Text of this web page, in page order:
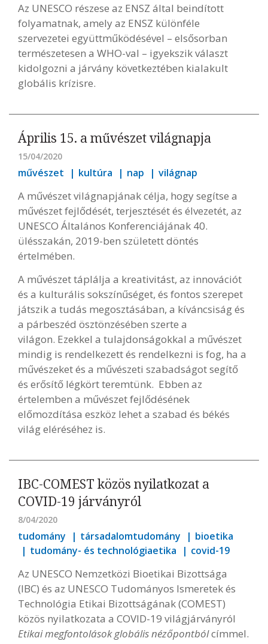
Az UNESCO részese az ENSZ által beindított
folyamatnak, amely az ENSZ különféle
szervezetei együttműködésével – elsősorban
természetesen a WHO-val – igyekszik választ
kidolgozni a járvány következtében kialakult
globális krízisre.
Április 15. a művészet világnapja
15/04/2020
művészet kultúra nap világnap
A művészet világnapjának célja, hogy segítse a
művészet fejlődését, terjesztését és élvezetét, az
UNESCO Általános Konferenciájának 40.
ülésszakán, 2019-ben született döntés
értelmében.
A művészet táplálja a kreativitást, az innovációt
és a kulturális sokszínűséget, és fontos szerepet
játszik a tudás megosztásában, a kíváncsiság és
a párbeszéd ösztönzésében szerte a
világon. Ezekkel a tulajdonságokkal a művészet
mindig is rendelkezett és rendelkezni is fog, ha a
művészeket és a művészeti szabadságot segítő
és erősítő légkört teremtünk. Ebben az
értelemben a művészet fejlődésének
előmozdítása eszköz lehet a szabad és békés
világ eléréséhez is.
IBC-COMEST közös nyilatkozat a
COVID-19 járványról
8/04/2020
tudomány társadalomtudomány
bioetika
tudomány- és technológiaetika
covid-19
Az UNESCO Nemzetközi Bioetikai Bizottsága
(IBC) és az UNESCO Tudományos Ismeretek és
Technológia Etikai Bizottságának (COMEST)
közös nyilatkozata a COVID-19 világjárványról
Etikai megfontolások globális nézőpontbólcímmel.